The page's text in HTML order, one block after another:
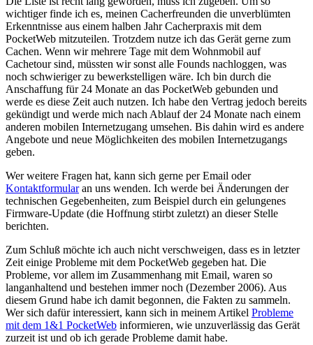
wichtiger finde ich es, meinen Cacherfreunden die unverblümten
Erkenntnisse aus einem halben Jahr Cacherpraxis mit dem
PocketWeb mitzuteilen. Trotzdem nutze ich das Gerät gerne zum
Cachen. Wenn wir mehrere Tage mit dem Wohnmobil auf
Cachetour sind, müssten wir sonst alle Founds nachloggen, was
noch schwieriger zu bewerkstelligen wäre. Ich bin durch die
Anschaffung für 24 Monate an das PocketWeb gebunden und
werde es diese Zeit auch nutzen. Ich habe den Vertrag jedoch bereits
gekündigt und werde mich nach Ablauf der 24 Monate nach einem
anderen mobilen Internetzugang umsehen. Bis dahin wird es andere
Angebote und neue Möglichkeiten des mobilen Internetzugangs
geben.
Wer weitere Fragen hat, kann sich gerne per Email oder
Kontaktformularan uns wenden. Ich werde bei Änderungen der
technischen Gegebenheiten, zum Beispiel durch ein gelungenes
Firmware-Update (die Hoffnung stirbt zuletzt) an dieser Stelle
berichten.
Zum Schluß möchte ich auch nicht verschweigen, dass es in letzter
Zeit einige Probleme mit dem PocketWeb gegeben hat. Die
Probleme, vor allem im Zusammenhang mit Email, waren so
langanhaltend und bestehen immer noch (Dezember 2006). Aus
diesem Grund habe ich damit begonnen, die Fakten zu sammeln.
Wer sich dafür interessiert, kann sich in meinem Artikel Probleme
mit dem 1&1 PocketWeb informieren, wie unzuverlässig das Gerät
zurzeit ist und ob ich gerade Probleme damit habe.